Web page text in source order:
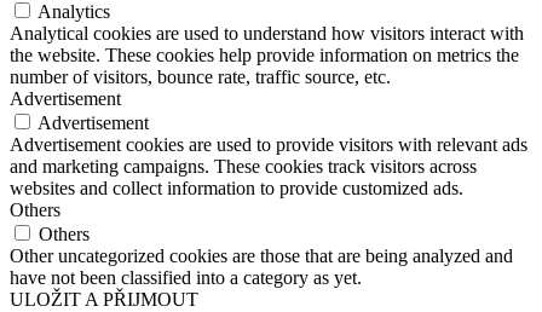
Analytics
Analytical cookies are used to understand how visitors interact with
the website. These cookies help provide information on metrics the
number of visitors, bounce rate, traffic source, etc.
Advertisement
Advertisement
Advertisement cookies are used to provide visitors with relevant ads
and marketing campaigns. These cookies track visitors across
websites and collect information to provide customized ads.
Others
Others
Other uncategorized cookies are those that are being analyzed and
have not been classified into a category as yet.
ULOŽIT A PŘIJMOUT